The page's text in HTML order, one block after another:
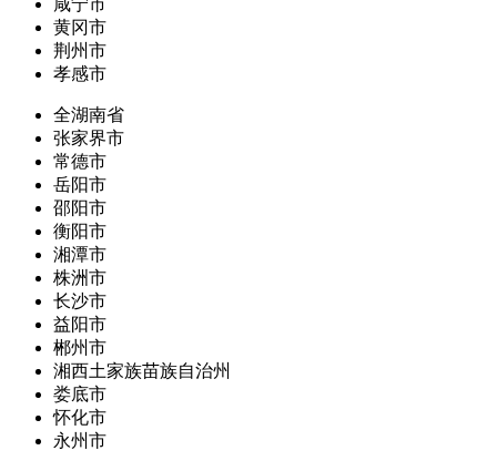
咸宁市
黄冈市
荆州市
孝感市
全湖南省
张家界市
常德市
岳阳市
邵阳市
衡阳市
湘潭市
株洲市
长沙市
益阳市
郴州市
湘西土家族苗族自治州
娄底市
怀化市
永州市